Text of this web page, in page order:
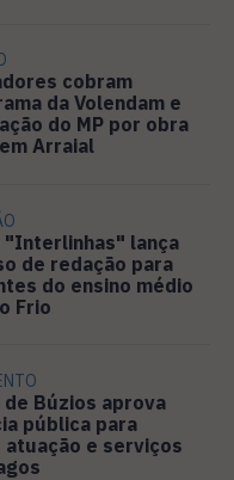
cobram
da Volendam e
do MP por obra
Arraial
"Interlinhas" lança
de redação para
do ensino médio
Frio
de Búzios aprova
pública para
e serviços